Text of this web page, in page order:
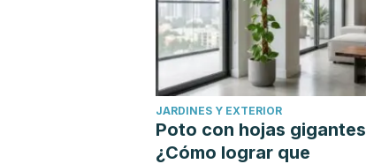
JARDINES Y EXTERIOR
Poto con hojas gigantes
¿Cómo lograr que